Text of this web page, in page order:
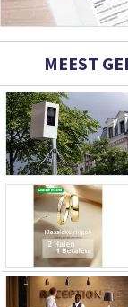
MEEST